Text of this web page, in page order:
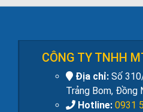
CÔNG TY TNHH
Địa chỉ: Số
Trảng Bom, Đồng
Hotline: 0931